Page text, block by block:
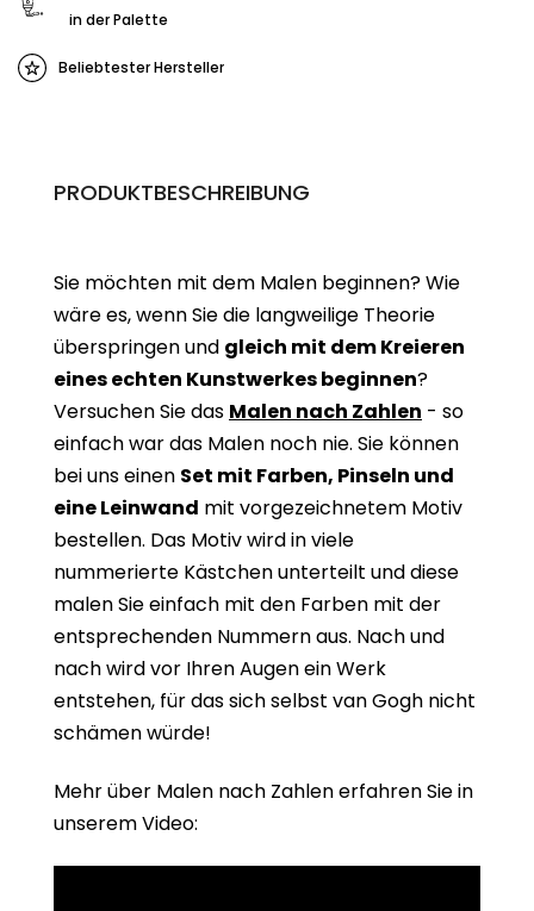
in der Palette
Beliebtester Hersteller
PRODUKTBESCHREIBUNG
Sie möchten mit dem Malen beginnen? Wie
wäre es, wenn Sie die langweilige Theorie
überspringen und gleich mit dem Kreieren
eines echten Kunstwerkes beginnen?
Versuchen Sie das Malen nach Zahlen - so
einfach war das Malen noch nie. Sie können
bei uns einen Set mit Farben, Pinseln und
eine Leinwand mit vorgezeichnetem Motiv
bestellen. Das Motiv wird in viele
nummerierte Kästchen unterteilt und diese
malen Sie einfach mit den Farben mit der
entsprechenden Nummern aus. Nach und
nach wird vor Ihren Augen ein Werk
entstehen, für das sich selbst van Gogh nicht
schämen würde!
Mehr über Malen nach Zahlen erfahren Sie in
unserem Video: